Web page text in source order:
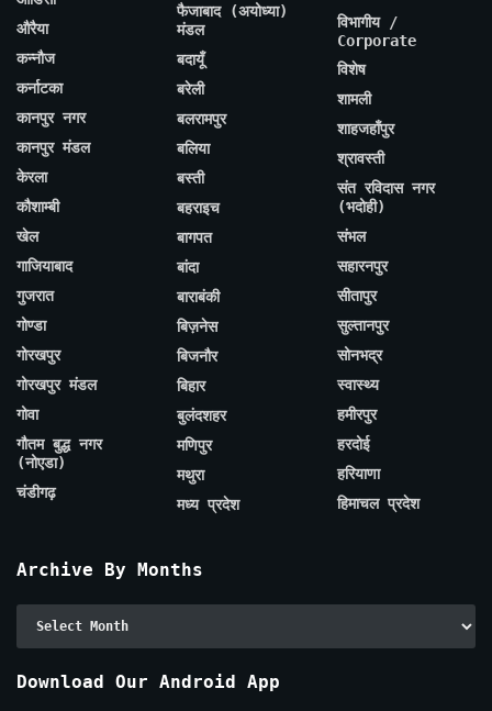
औरैया
कन्नौज
कर्नाटका
कानपुर नगर
कानपुर मंडल
केरला
कौशाम्बी
खेल
गाजियाबाद
गुजरात
गोण्डा
गोरखपुर
गोरखपुर मंडल
गोवा
गौतम बुद्ध नगर
(नोएडा)
चंडीगढ़
फैजाबाद (अयोध्या)
मंडल
बदायूँ
बरेली
बलरामपुर
बलिया
बस्ती
बहराइच
बागपत
बांदा
बाराबंकी
बिज़नेस
बिजनौर
बिहार
बुलंदशहर
मणिपुर
मथुरा
मध्य प्रदेश
विभागीय /
Corporate
विशेष
शामली
शाहजहाँपुर
श्रावस्ती
संत रविदास नगर
(भदोही)
संभल
सहारनपुर
सीतापुर
सुल्तानपुर
सोनभद्र
स्वास्थ्य
हमीरपुर
हरदोई
हरियाणा
हिमाचल प्रदेश
Archive By Months
Download Our Android App